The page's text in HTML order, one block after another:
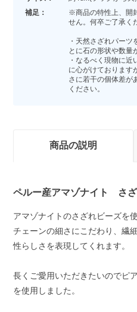
補足：
※商品の特性上、開
せん。何卒ご了承く
・天然さざれパー
とに石の形状や数量
・なるべく現物に近
に心がけております
さに若干の個体差が
ください。
商品の説明
ペルー産アマゾナイト さ
アマゾナイトのさざれビーズを
チェーンの細さにこだわり、繊
性らしさを表現してくれます。
長くご愛用いただきたいのでピ
を使用しました。